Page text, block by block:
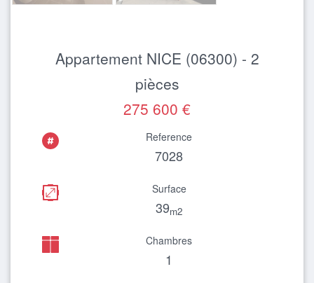
Appartement NICE (06300) - 2
pièces
275 600 €
Reference
7028
Surface
39m2
Chambres
1